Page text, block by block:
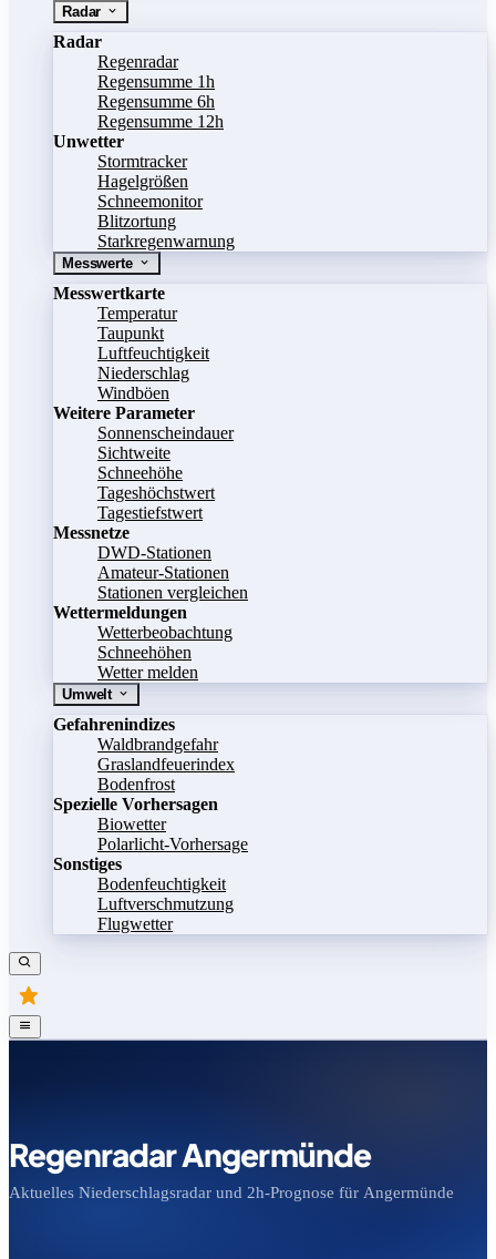
Radar
Radar
Regenradar
Regensumme 1h
Regensumme 6h
Regensumme 12h
Unwetter
Stormtracker
Hagelgrößen
Schneemonitor
Blitzortung
Starkregenwarnung
Messwerte
Messwertkarte
Temperatur
Taupunkt
Luftfeuchtigkeit
Niederschlag
Windböen
Weitere Parameter
Sonnenscheindauer
Sichtweite
Schneehöhe
Tageshöchstwert
Tagestiefstwert
Messnetze
DWD-Stationen
Amateur-Stationen
Stationen vergleichen
Wettermeldungen
Wetterbeobachtung
Schneehöhen
Wetter melden
Umwelt
Gefahrenindizes
Waldbrandgefahr
Graslandfeuerindex
Bodenfrost
Spezielle Vorhersagen
Biowetter
Polarlicht-Vorhersage
Sonstiges
Bodenfeuchtigkeit
Luftverschmutzung
Flugwetter
Regenradar Angermünde
Aktuelles Niederschlagsradar und 2h-Prognose für Angermünde